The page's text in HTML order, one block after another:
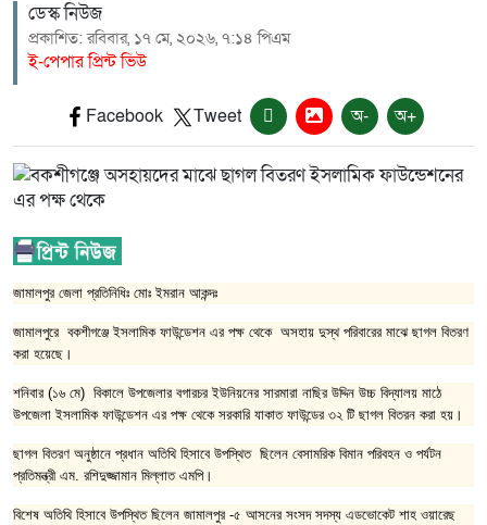
ডেস্ক নিউজ
প্রকাশিত: রবিবার, ১৭ মে, ২০২৬, ৭:১৪ পিএম
ই-পেপার প্রিন্ট ভিউ
Facebook Tweet অ- অ+
জামালপুর জেলা প্রতিনিধিঃ মোঃ ইমরান আকন্দঃ
জামালপুরে বকশীগঞ্জে ইসলামিক ফাউন্ডেশন এর পক্ষ থেকে অসহায় দুস্থ পরিবারের মাঝে ছাগল বিতরণ
করা হয়েছে।
শনিবার (১৬ মে) বিকালে উপজেলার বগারচর ইউনিয়নের সারমারা নাছির উদ্দিন উচ্চ বিদ্যালয় মাঠে
উপজেলা ইসলামিক ফাউন্ডেশন এর পক্ষ থেকে সরকারি যাকাত ফাউন্ডের ৩২ টি ছাগল বিতরন করা হয়।
ছাগল বিতরণ অনুষ্ঠানে প্রধান অতিথি হিসাবে উপস্থিত ছিলেন বেসামরিক বিমান পরিবহন ও পর্যটন
প্রতিমন্ত্রী এম. রশিদুজ্জামান মিল্লাত এমপি।
বিশেষ অতিথি হিসাবে উপস্থিত ছিলেন জামালপুর -৫ আসনের সংসদ সদস্য এডভোকেট শাহ ওয়ারেছ